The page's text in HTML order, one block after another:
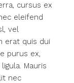
cursus ex
eleifend
vel
erat quis dui
purus ex,
Mauris
nec